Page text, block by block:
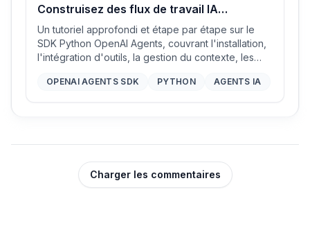
Construisez des flux de travail IA
intelligents avec des outils, des garde-
fous et la coordination multi-agents
Un tutoriel approfondi et étape par étape sur le
SDK Python OpenAI Agents, couvrant l'installation,
l'intégration d'outils, la gestion du contexte, les
traçage pour construire des applications robustes
OPENAI AGENTS SDK PYTHON AGENTS IA
Charger les commentaires